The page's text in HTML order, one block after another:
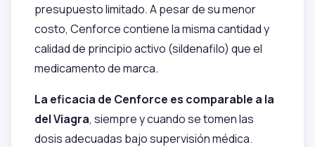
presupuesto limitado. A pesar de su menor
costo, Cenforce contiene la misma cantidad y
calidad de principio activo (sildenafilo) que el
medicamento de marca.
La eficacia de Cenforce es comparable a la
del Viagra, siempre y cuando se tomen las
dosis adecuadas bajo supervisión médica.